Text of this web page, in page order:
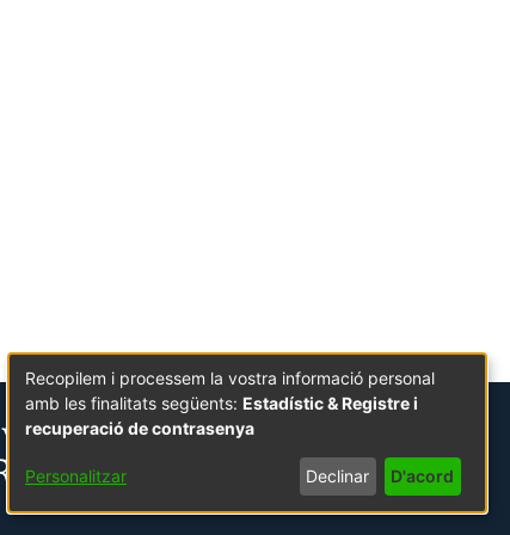
Recopilem i processem la vostra informació personal
amb les finalitats següents: Estadístic & Registre i
recuperació de contrasenya
Personalitzar Declinar D'acord